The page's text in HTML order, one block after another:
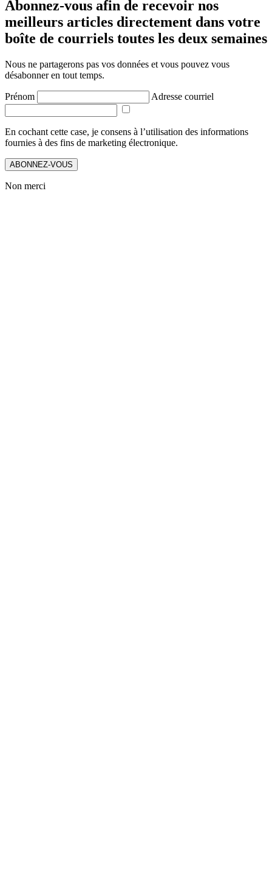
Abonnez-vous afin de recevoir nos
meilleurs articles directement dans votre
boîte de courriels toutes les deux semaines
Nous ne partagerons pas vos données et vous pouvez vous
désabonner en tout temps.
Prénom Adresse courriel
En cochant cette case, je consens à l’utilisation des informations
fournies à des fins de marketing électronique.
ABONNEZ-VOUS
Non merci